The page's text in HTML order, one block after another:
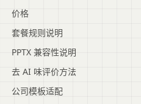
价格
套餐规则说明
PPTX 兼容性说明
去 AI 味评价方法
公司模板适配